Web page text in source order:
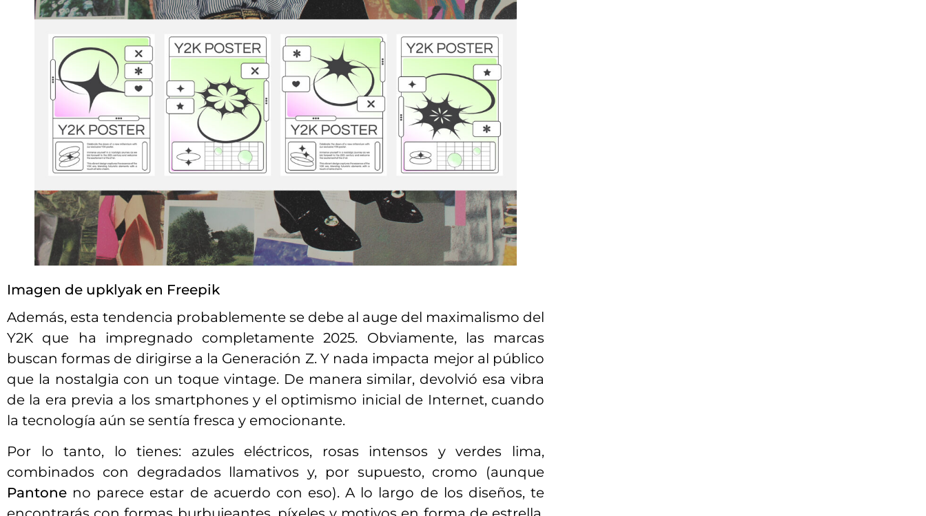
Imagen de upklyak en Freepik
Además, esta tendencia probablemente se debe al auge del maximalismo del
Y2K que ha impregnado completamente 2025. Obviamente, las marcas
buscan formas de dirigirse a la Generación Z. Y nada impacta mejor al público
que la nostalgia con un toque vintage. De manera similar, devolvió esa vibra
de la era previa a los smartphones y el optimismo inicial de Internet, cuando
la tecnología aún se sentía fresca y emocionante.
Por lo tanto, lo tienes: azules eléctricos, rosas intensos y verdes lima,
combinados con degradados llamativos y, por supuesto, cromo (aunque
Pantone no parece estar de acuerdo con eso). A lo largo de los diseños, te